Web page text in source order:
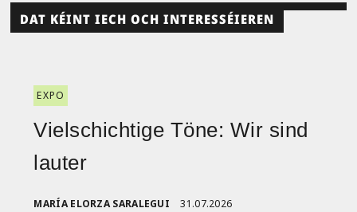
DAT KÉINT IECH OCH INTERESSÉIEREN
EXPO
Vielschichtige Töne: Wir sind
lauter
MARÍA ELORZA SARALEGUI 31.07.2026